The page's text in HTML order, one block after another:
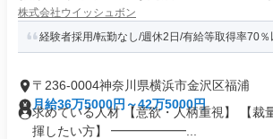
株式会社ウイッシュボン
経験者採用/転勤なし/週休2日/有給等取得率70％
〒236-0004神奈川県横浜市金沢区福浦
月給36万5000円～42万5000円
求めている人材 【意欲・人柄重視】 【裁
揮したい方】 ━━━━━━...